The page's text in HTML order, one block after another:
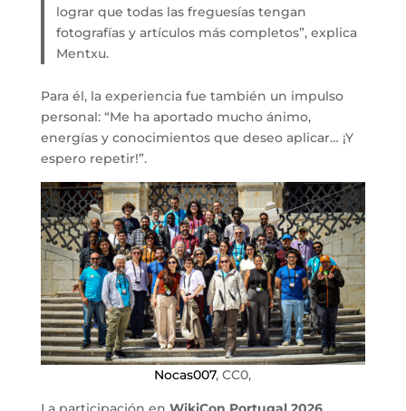
lograr que todas las freguesías tengan
fotografías y artículos más completos”, explica
Mentxu.
Para él, la experiencia fue también un impulso
personal: “Me ha aportado mucho ánimo,
energías y conocimientos que deseo aplicar… ¡Y
espero repetir!”.
Nocas007, CC0,